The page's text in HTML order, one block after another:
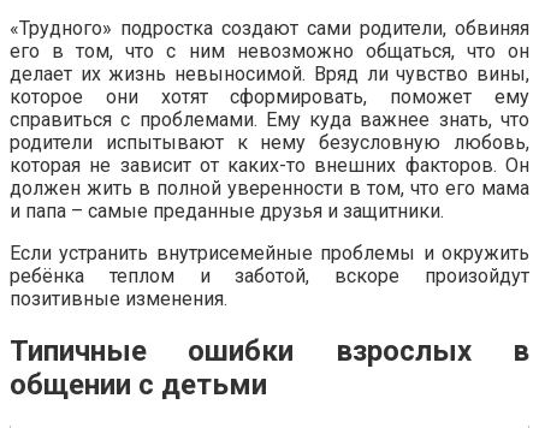
«Трудного» подростка создают сами родители, обвиняя
его в том, что с ним невозможно общаться, что он
делает их жизнь невыносимой. Вряд ли чувство вины,
которое они хотят сформировать, поможет ему
справиться с проблемами. Ему куда важнее знать, что
родители испытывают к нему безусловную любовь,
которая не зависит от каких-то внешних факторов. Он
должен жить в полной уверенности в том, что его мама
и папа – самые преданные друзья и защитники.
Если устранить внутрисемейные проблемы и окружить
ребёнка теплом и заботой, вскоре произойдут
позитивные изменения.
Типичные ошибки взрослых в
общении с детьми